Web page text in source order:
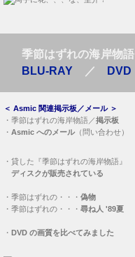
季節はずれの海岸物語
BLU-RAY ／ DVD
＜ Asmic 関連掲示板／メール＞
・ 季節はずれの海岸物語／掲示板
・ Asmic へのメール（問い合わせ）
・ 貸した『季節はずれの海岸物語』
ディスクが販売されている
・ 季節はずれの・・・ 偽物
・ 季節はずれの・・・ 尋ね人 '89夏
・ DVD の画質を比べてみました